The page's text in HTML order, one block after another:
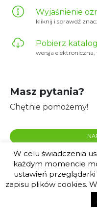
Wyjaśnienie
kliknij i sprawdź
Pobierz katalog
wersja elektroniczna,
Masz pytania?
Chętnie pomożemy!
W celu świadczenia
każdym momencie
ustawień
zapisu plików cookies.